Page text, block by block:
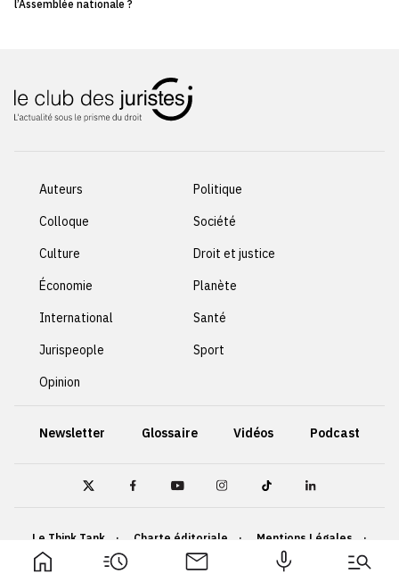
l’Assemblée nationale ?
Auteurs
Colloque
Culture
Économie
International
Jurispeople
Opinion
Politique
Société
Droit et justice
Planète
Santé
Sport
Newsletter Glossaire Vidéos Podcast
Le Think Tank Charte éditoriale
Mentions Légales
Politique de confidentialité
Cookies